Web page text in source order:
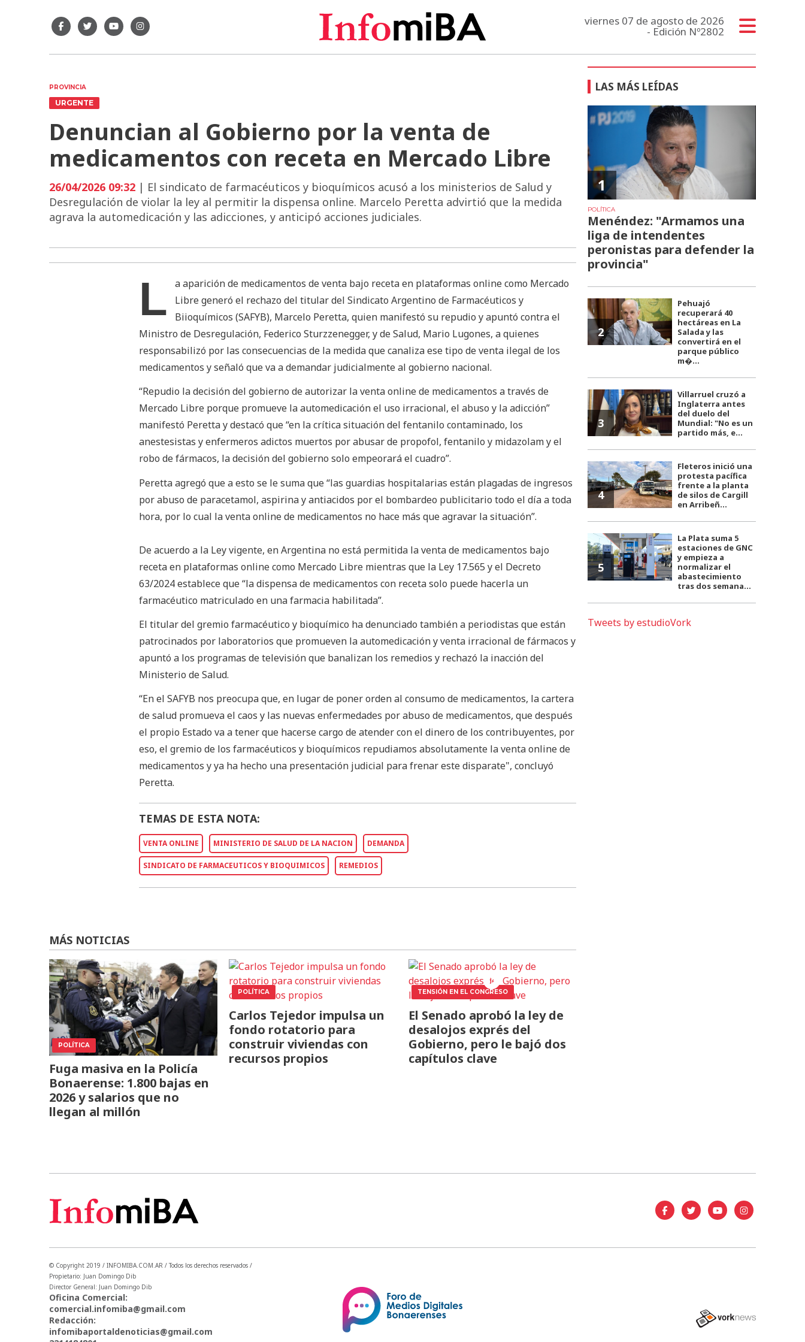
viernes 07 de agosto de 2026
- Edición Nº2802
PROVINCIA
URGENTE
Denuncian al Gobierno por la venta de
medicamentos con receta en Mercado Libre
26/04/2026 09:32 | El sindicato de farmacéuticos y bioquímicos acusó a los ministerios de Salud y
Desregulación de violar la ley al permitir la dispensa online. Marcelo Peretta advirtió que la medida
agrava la automedicación y las adicciones, y anticipó acciones judiciales.
L
a aparición de medicamentos de venta bajo receta en plataformas online como Mercado
Libre generó el rechazo del titular del Sindicato Argentino de Farmacéuticos y
Biioquímicos (SAFYB), Marcelo Peretta, quien manifestó su repudio y apuntó contra el
Ministro de Desregulación, Federico Sturzzenegger, y de Salud, Mario Lugones, a quienes
responsabilizó por las consecuencias de la medida que canaliza ese tipo de venta ilegal de los
medicamentos y señaló que va a demandar judicialmente al gobierno nacional.
“Repudio la decisión del gobierno de autorizar la venta online de medicamentos a través de
Mercado Libre porque promueve la automedicación el uso irracional, el abuso y la adicción”
manifestó Peretta y destacó que “en la crítica situación del fentanilo contaminado, los
anestesistas y enfermeros adictos muertos por abusar de propofol, fentanilo y midazolam y el
robo de fármacos, la decisión del gobierno solo empeorará el cuadro”.
Peretta agregó que a esto se le suma que “las guardias hospitalarias están plagadas de ingresos
por abuso de paracetamol, aspirina y antiacidos por el bombardeo publicitario todo el día a toda
hora, por lo cual la venta online de medicamentos no hace más que agravar la situación”.
De acuerdo a la Ley vigente, en Argentina no está permitida la venta de medicamentos bajo
receta en plataformas online como Mercado Libre mientras que la Ley 17.565 y el Decreto
63/2024 establece que “la dispensa de medicamentos con receta solo puede hacerla un
farmacéutico matriculado en una farmacia habilitada”.
El titular del gremio farmacéutico y bioquímico ha denunciado también a periodistas que están
patrocinados por laboratorios que promueven la automedicación y venta irracional de fármacos y
apuntó a los programas de televisión que banalizan los remedios y rechazó la inacción del
Ministerio de Salud.
“En el SAFYB nos preocupa que, en lugar de poner orden al consumo de medicamentos, la cartera
de salud promueva el caos y las nuevas enfermedades por abuso de medicamentos, que después
el propio Estado va a tener que hacerse cargo de atender con el dinero de los contribuyentes, por
eso, el gremio de los farmacéuticos y bioquímicos repudiamos absolutamente la venta online de
medicamentos y ya ha hecho una presentación judicial para frenar este disparate", concluyó
Peretta.
TEMAS DE ESTA NOTA:
VENTA ONLINE MINISTERIO DE SALUD DE LA NACION DEMANDA
SINDICATO DE FARMACEUTICOS Y BIOQUIMICOS REMEDIOS
MÁS NOTICIAS
POLÍTICA
Fuga masiva en la Policía
Bonaerense: 1.800 bajas en
2026 y salarios que no
llegan al millón
POLÍTICA
Carlos Tejedor impulsa un
fondo rotatorio para
construir viviendas con
recursos propios
TENSIÓN EN EL CONGRESO
El Senado aprobó la ley de
desalojos exprés del
Gobierno, pero le bajó dos
capítulos clave
LAS MÁS LEÍDAS
1
POLÍTICA
Menéndez: "Armamos una
liga de intendentes
peronistas para defender la
provincia"
2
Pehuajó
recuperará 40
hectáreas en La
Salada y las
convertirá en el
parque público
m�...
3
Villarruel cruzó a
Inglaterra antes
del duelo del
Mundial: "No es un
partido más, e...
4
Fleteros inició una
protesta pacífica
frente a la planta
de silos de Cargill
en Arribeñ...
5
La Plata suma 5
estaciones de GNC
y empieza a
normalizar el
abastecimiento
tras dos semana...
Tweets by estudioVork
© Copyright 2019 / INFOMIBA.COM.AR / Todos los derechos reservados /
Propietario: Juan Domingo Dib
Director General: Juan Domingo Dib
Oficina Comercial:
comercial.infomiba@gmail.com
Redacción:
infomibaportaldenoticias@gmail.com